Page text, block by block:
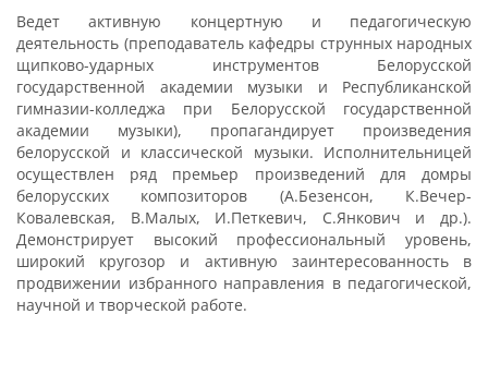
Ведет активную концертную и педагогическую
деятельность (преподаватель кафедры струнных народных
щипково-ударных инструментов Белорусской
государственной академии музыки и Республиканской
гимназии-колледжа при Белорусской государственной
академии музыки), пропагандирует произведения
белорусской и классической музыки. Исполнительницей
осуществлен ряд премьер произведений для домры
белорусских композиторов (А.Безенсон, К.Вечер-
Ковалевская, В.Малых, И.Петкевич, С.Янкович и др.).
Демонстрирует высокий профессиональный уровень,
широкий кругозор и активную заинтересованность в
продвижении избранного направления в педагогической,
научной и творческой работе.